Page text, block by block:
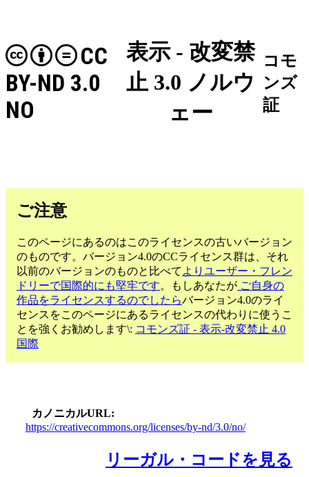
表示 - 改変禁
止 3.0 ノルウ
ェー
CC
BY-ND 3.0
NO
コモ
ンズ
証
ご注意
このページにあるのはこのライセンスの古いバージョン
のものです。バージョン4.0のCCライセンス群は、それ
以前のバージョンのものと比べて よりユーザー・フレン
ドリーで国際的にも堅牢です。もしあなたが ご自身の
作品をライセンスするのでしたらバージョン4.0のライ
センスをこのページにあるライセンスの代わりに使うこ
とを強くお勧めします\: コモンズ証 - 表示-改変禁止 4.0
国際
カノニカルURL
https://creativecommons.org/licenses/by-nd/3.0/no/
リーガル・コードを見る